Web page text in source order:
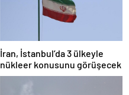
İran, İstanbul’da 3 ülkeyle
nükleer konusunu görüşecek